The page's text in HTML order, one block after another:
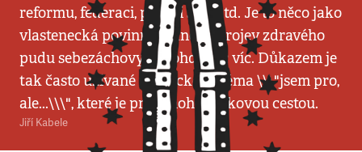
reformu, federaci, právní stát atd. Je to něco jako
vlastenecká povinnost anebo projev zdravého
pudu sebezáchovy. Mnohdy nic víc. Důkazem je
tak často užívané rétorické schéma \\\"jsem pro,
ale...\\\", které je pro mnohé únikovou cestou.
Jiří Kabele